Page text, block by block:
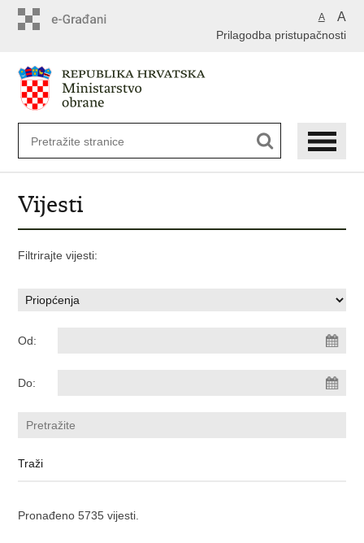
A A
Prilagodba pristupačnosti
Vijesti
Filtrirajte vijesti:
Od:
Do:
Pronađeno 5735 vijesti.